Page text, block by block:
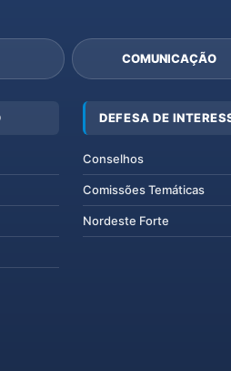
COMUNICAÇÃO
DEFESA DE
Conselhos
Comissões Temáticas
Nordeste Forte